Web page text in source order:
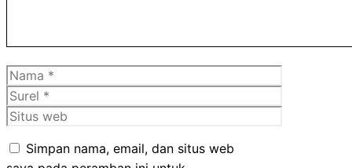
Nama
Surel
Situs
Simpan nama, email, dan situs web